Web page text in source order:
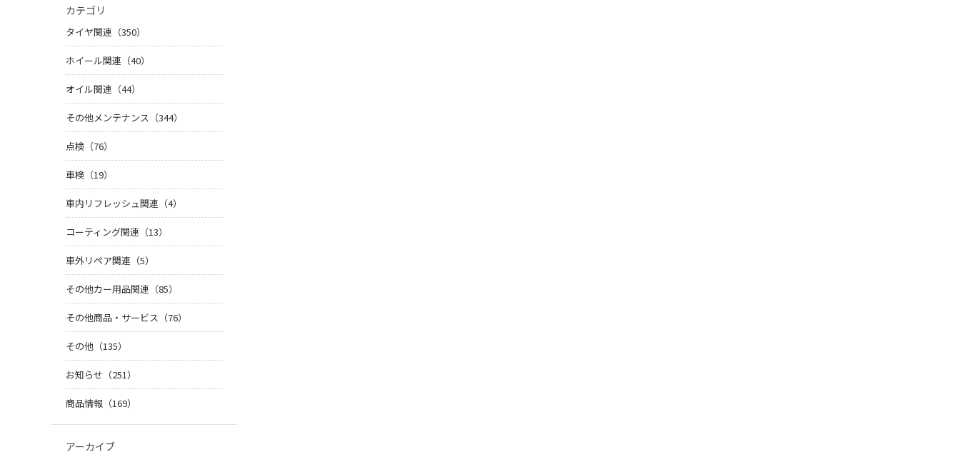
カテゴリ
タイヤ関連（350）
ホイール関連（40）
オイル関連（44）
その他メンテナンス（344）
点検（76）
車検（19）
車内リフレッシュ関連（4）
コーティング関連（13）
車外リペア関連（5）
その他カー用品関連（85）
その他商品・サービス（76）
その他（135）
お知らせ（251）
商品情報（169）
アーカイブ